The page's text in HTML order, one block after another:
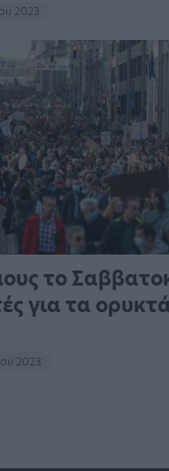
2023
το
για τα
2023